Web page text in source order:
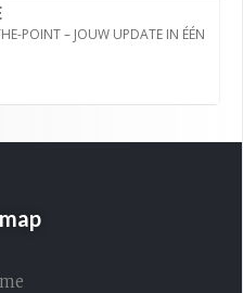
POINT – JOUW UPDATE IN ÉÉN